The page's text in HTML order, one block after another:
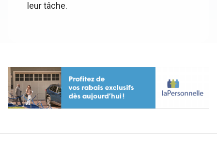
leur tâche.